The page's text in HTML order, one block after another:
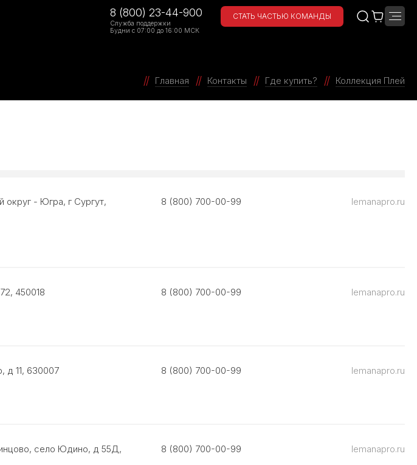
8 (800) 23-44-900
Служба поддержки
Будни с 07:00 до 16:00 МСК
СТАТЬ ЧАСТЬЮ КОМАНДЫ
Главная Контакты Где купить? Коллекция Плей
- Югра, г Сургут,
8 (800) 700-00-99 lemanapro.ru
450018
8 (800) 700-00-99 lemanapro.ru
д 11, 630007
8 (800) 700-00-99 lemanapro.ru
село Юдино, д 55Д,
8 (800) 700-00-99 lemanapro.ru